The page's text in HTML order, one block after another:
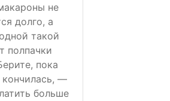
не
долго, а
такой
полпачки
пока
—
больше